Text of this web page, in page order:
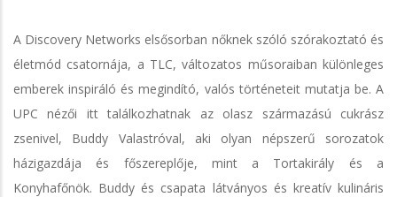
A Discovery Networks elsősorban nőknek szóló szórakoztató és
életmód csatornája, a TLC, változatos műsoraiban különleges
emberek inspiráló és megindító, valós történeteit mutatja be. A
UPC nézői itt találkozhatnak az olasz származású cukrász
zsenivel, Buddy Valastróval, aki olyan népszerű sorozatok
házigazdája és főszereplője, mint a Tortakirály és a
Konyhafőnök. Buddy és csapata látványos és kreatív kulináris